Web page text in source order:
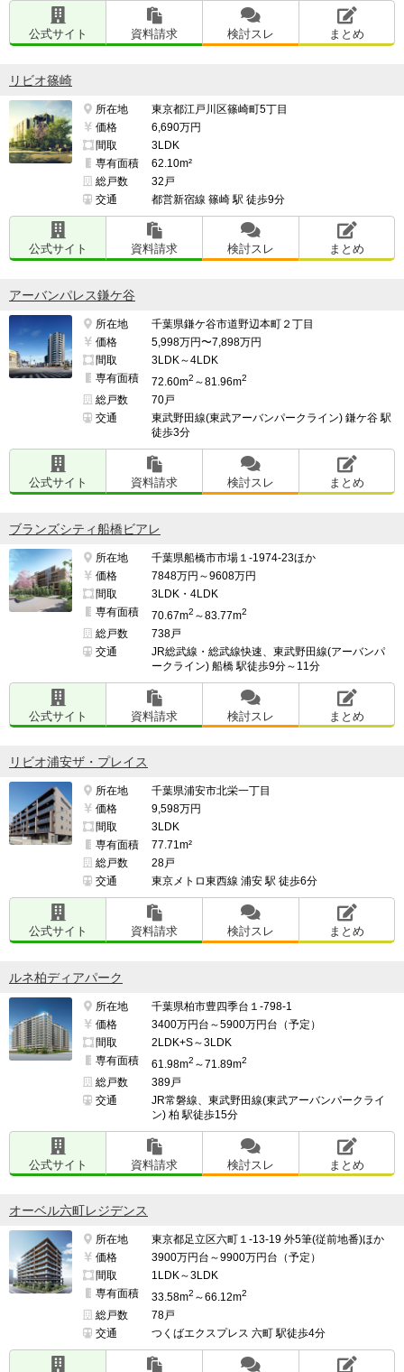
公式サイト 資料請求 検討スレ まとめ
リビオ篠崎
所在地
東京都江戸川区篠崎町5丁目
価格
6,690万円
間取
3LDK
専有面積
62.10m²
総戸数
32戸
交通
都営新宿線 篠崎 駅 徒歩9分
公式サイト 資料請求 検討スレ まとめ
アーバンパレス鎌ケ谷
所在地
千葉県鎌ケ谷市道野辺本町２丁目
価格
5,998万円〜7,898万円
間取
3LDK～4LDK
専有面積
72.60m2 ～81.96m2
総戸数
70戸
交通
東武野田線(東武アーバンパークライン) 鎌ケ谷 駅
徒歩3分
公式サイト 資料請求 検討スレ まとめ
ブランズシティ船橋ビアレ
所在地
千葉県船橋市市場１-1974-23ほか
価格
7848万円～9608万円
間取
3LDK・4LDK
専有面積
70.67m2 ～83.77m2
総戸数
738戸
交通
JR総武線・総武線快速、東武野田線(アーバンパ
ークライン) 船橋 駅徒歩9分～11分
公式サイト 資料請求 検討スレ まとめ
リビオ浦安ザ・プレイス
所在地
千葉県浦安市北栄一丁目
価格
9,598万円
間取
3LDK
専有面積
77.71m²
総戸数
28戸
交通
東京メトロ東西線 浦安 駅 徒歩6分
公式サイト 資料請求 検討スレ まとめ
ルネ柏ディアパーク
所在地
千葉県柏市豊四季台１-798-1
価格
3400万円台～5900万円台（予定）
間取
2LDK+S～3LDK
専有面積
61.98m2 ～71.89m2
総戸数
389戸
交通
JR常磐線、東武野田線(東武アーバンパークライ
ン) 柏 駅徒歩15分
公式サイト 資料請求 検討スレ まとめ
オーベル六町レジデンス
所在地
東京都足立区六町１-13-19 外5筆(従前地番)ほか
価格
3900万円台～9900万円台（予定）
間取
1LDK～3LDK
専有面積
33.58m2 ～66.12m2
総戸数
78戸
交通
つくばエクスプレス 六町 駅徒歩4分